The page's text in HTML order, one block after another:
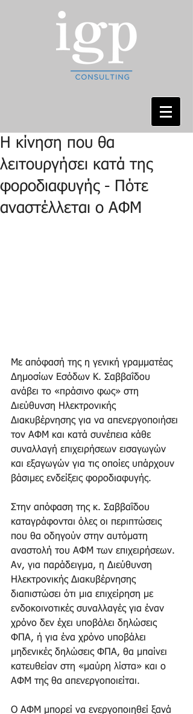
Η κίνηση που θα
λειτουργήσει κατά της
φοροδιαφυγής - Πότε
αναστέλλεται ο ΑΦΜ
Με απόφασή της η γενική γραμματέας
Δημοσίων Εσόδων Κ. Σαββαΐδου
ανάβει το «πράσινο φως» στη
Διεύθυνση Ηλεκτρονικής
Διακυβέρνησης για να απενεργοποιήσει
τον ΑΦΜ και κατά συνέπεια κάθε
συναλλαγή επιχειρήσεων εισαγωγών
και εξαγωγών για τις οποίες υπάρχουν
βάσιμες ενδείξεις φοροδιαφυγής.
Στην απόφαση της κ. Σαββαΐδου
καταγράφονται όλες οι περιπτώσεις
που θα οδηγούν στην αυτόματη
αναστολή του ΑΦΜ των επιχειρήσεων.
Αν, για παράδειγμα, η Διεύθυνση
Ηλεκτρονικής Διακυβέρνησης
διαπιστώσει ότι μια επιχείρηση με
ενδοκοινοτικές συναλλαγές για έναν
χρόνο δεν έχει υποβάλει δηλώσεις
ΦΠΑ, ή για ένα χρόνο υποβάλει
μηδενικές δηλώσεις ΦΠΑ, θα μπαίνει
κατευθείαν στη «μαύρη λίστα» και ο
ΑΦΜ της θα απενεργοποιείται.
Ο ΑΦΜ μπορεί να ενεργοποιηθεί ξανά